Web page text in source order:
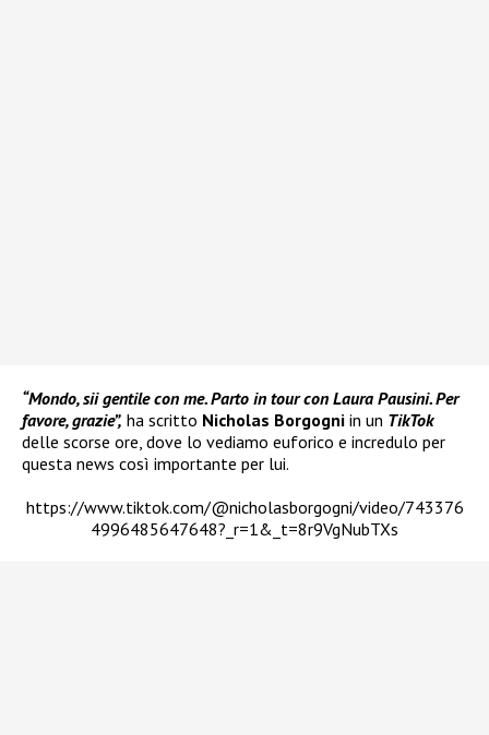
“Mondo, sii gentile con me. Parto in tour con Laura Pausini. Per
favore, grazie”, ha scritto Nicholas Borgogni in un TikTok
delle scorse ore, dove lo vediamo euforico e incredulo per
questa news così importante per lui.
https://www.tiktok.com/@nicholasborgogni/video/743376
4996485647648?_r=1&_t=8r9VgNubTXs